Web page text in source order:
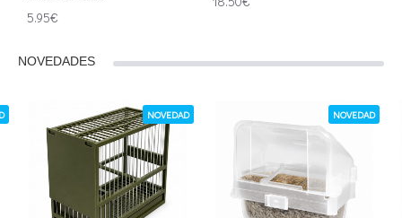
5.95€
NOVEDADES
NOVEDAD NOVEDAD